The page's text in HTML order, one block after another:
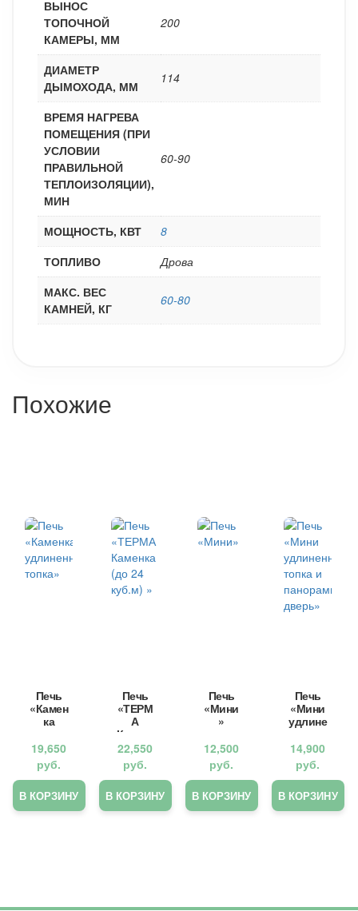
ВЫНОС
ТОПОЧНОЙ
КАМЕРЫ, ММ
200
ДИАМЕТР
ДЫМОХОДА, ММ
114
ВРЕМЯ НАГРЕВА
ПОМЕЩЕНИЯ (ПРИ
УСЛОВИИ
ПРАВИЛЬНОЙ
ТЕПЛОИЗОЛЯЦИИ),
МИН
60-90
МОЩНОСТЬ, КВТ
8
ТОПЛИВО
Дрова
МАКС. ВЕС
КАМНЕЙ, КГ
60-80
Похожие
Печь
«Камен
ка
нная
топка»
19,650
руб.
В КОРЗИНУ
Печь
«ТЕРМ
А
Каменк
а (до
24
куб.м)
»
22,550
руб.
В КОРЗИНУ
Печь
«Мини
»
12,500
руб.
В КОРЗИНУ
Печь
«Мини
удлине
топка и
панора
мная
дверь»
14,900
руб.
В КОРЗИНУ